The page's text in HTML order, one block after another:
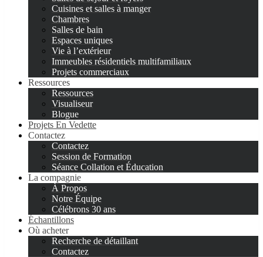
Cuisines et salles à manger
Chambres
Salles de bain
Espaces uniques
Vie à l’extérieur
Immeubles résidentiels multifamiliaux
Projets commerciaux
Ressources
Ressources
Visualiseur
Blogue
Projets En Vedette
Contactez
Contactez
Session de Formation
Séance Collation et Éducation
La compagnie
À Propos
Notre Équipe
Célébrons 30 ans
Échantillons
Où acheter
Recherche de détaillant
Contactez